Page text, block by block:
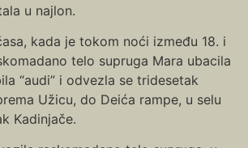
u najlon.
kada je tokom noći između 18. i
telo supruga Mara ubacila
“audi” i odvezla se tridesetak
Užicu, do Deića rampe, u selu
Kadinjače.